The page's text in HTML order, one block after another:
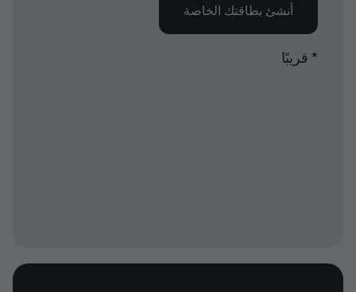
أنشئ بطاقتك الخاصة
* قريبًا